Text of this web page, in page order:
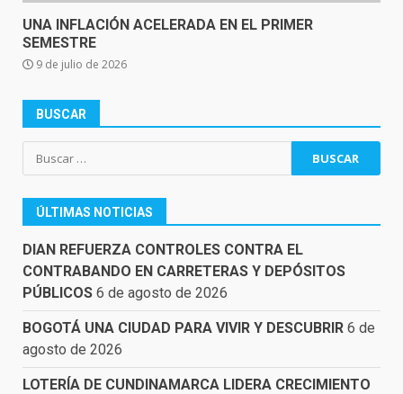
UNA INFLACIÓN ACELERADA EN EL PRIMER
SEMESTRE
9 de julio de 2026
BUSCAR
Buscar:
ÚLTIMAS NOTICIAS
DIAN REFUERZA CONTROLES CONTRA EL
CONTRABANDO EN CARRETERAS Y DEPÓSITOS
PÚBLICOS 6 de agosto de 2026
BOGOTÁ UNA CIUDAD PARA VIVIR Y DESCUBRIR 6 de
agosto de 2026
LOTERÍA DE CUNDINAMARCA LIDERA CRECIMIENTO